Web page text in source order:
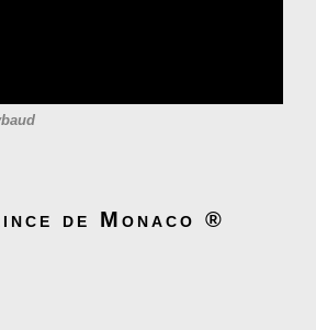
de Monaco ®